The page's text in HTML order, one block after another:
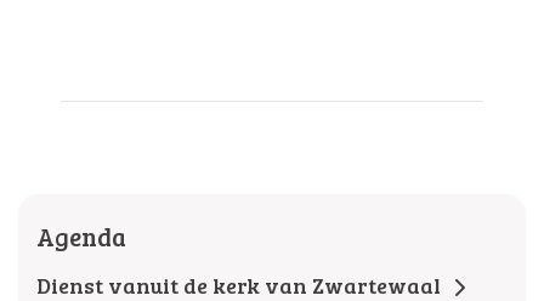
Agenda
Dienst vanuit de kerk van Zwartewaal